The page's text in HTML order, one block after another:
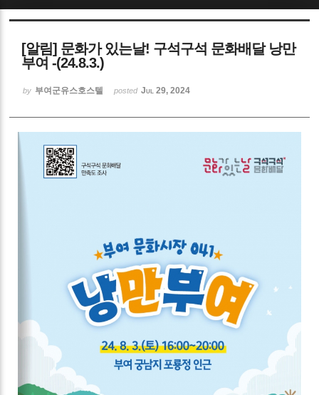
[알림] 문화가 있는날! 구석구석 문화배달 낭만
부여 -(24.8.3.)
by 부여군유스호스텔 posted Jul 29, 2024
Sketchbook5, 스케치북5
Sketchbook5, 스케치북5